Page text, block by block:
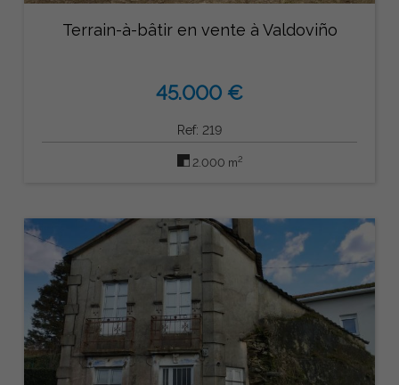
Terrain-à-bâtir en vente à Valdoviño
45.000 €
Ref: 219
2.000 m2